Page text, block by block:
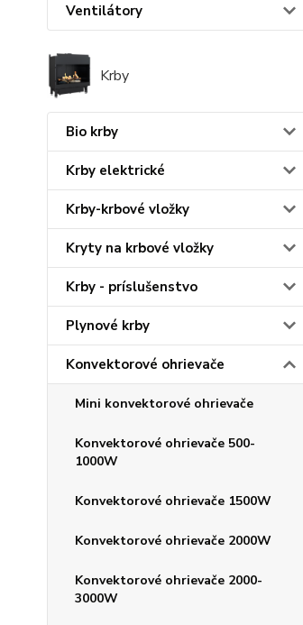
Ventilátory
Krby
Bio krby
Krby elektrické
Krby-krbové vložky
Kryty na krbové vložky
Krby - príslušenstvo
Plynové krby
Konvektorové ohrievače
Mini konvektorové ohrievače
Konvektorové ohrievače 500-
1000W
Konvektorové ohrievače 1500W
Konvektorové ohrievače 2000W
Konvektorové ohrievače 2000-
3000W